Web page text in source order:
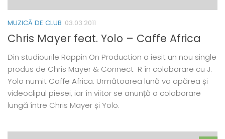
MUZICĂ DE CLUB 03.03.2011
Chris Mayer feat. Yolo – Caffe Africa
Din studiourile Rappin On Production a iesit un nou single
produs de Chris Mayer & Connect-R în colaborare cu J.
Yolo numit Caffe Africa. Următoarea lună va apărea și
videoclipul piesei, iar în viitor se anunță o colaborare
lungă între Chris Mayer și Yolo.